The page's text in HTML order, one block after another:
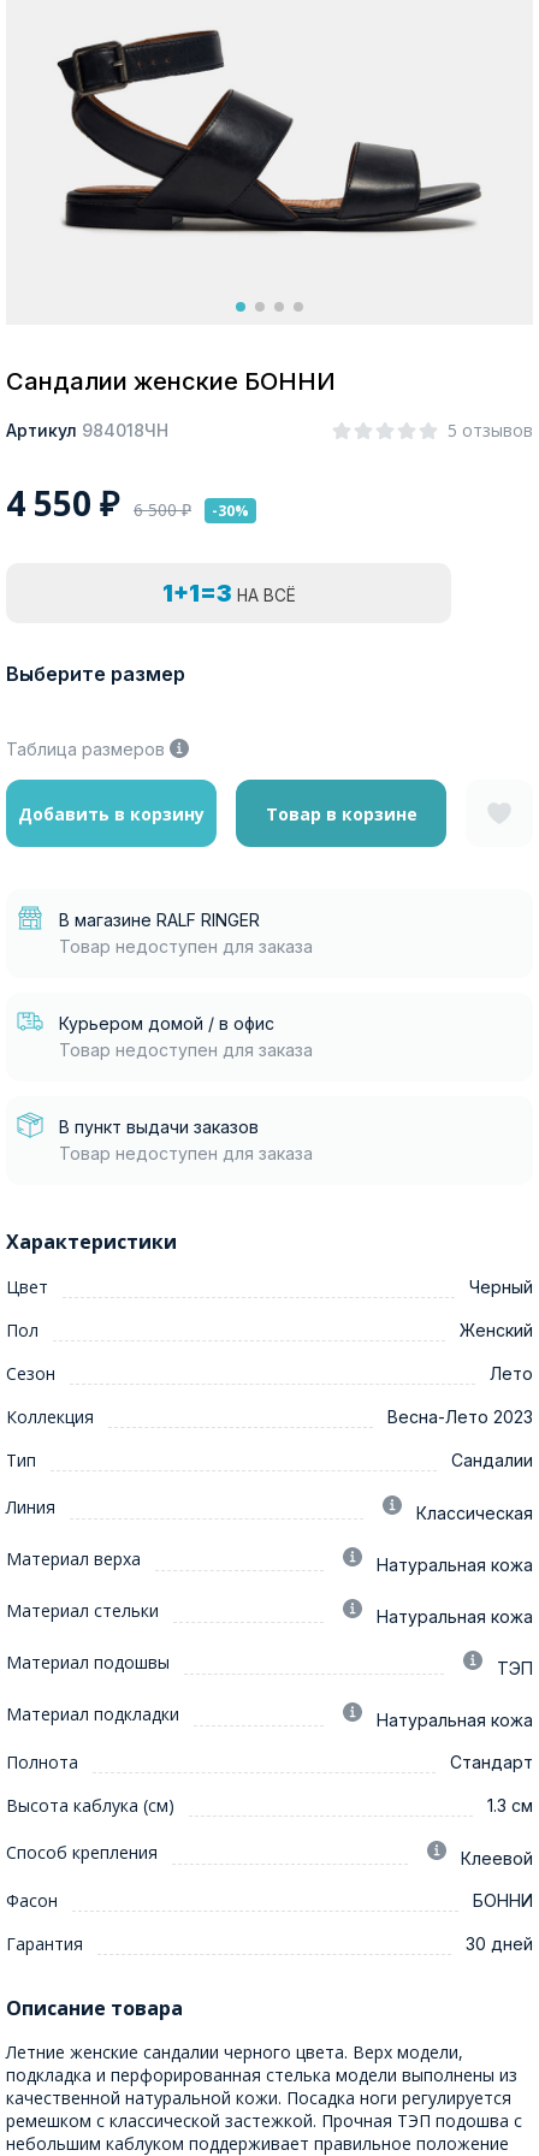
Москва
Да, все верно Изменить город
Сандалии женские БОННИ
Артикул 984018ЧН 5 отзывов
4 550 ₽ 6 500₽ -30%
1+1=3 НА ВСЁ
Выберите размер
Таблица размеров
Добавить в корзину Товар в корзине
В магазине RALF RINGER
Товар недоступен для заказа
Курьером домой / в офис
Товар недоступен для заказа
В пункт выдачи заказов
Товар недоступен для заказа
Характеристики
Цвет Черный
Пол Женский
Сезон Лето
Коллекция Весна-Лето 2023
Тип Сандалии
Линия Классическая
Материал верха Натуральная кожа
Материал стельки Натуральная кожа
Материал подошвы ТЭП
Материал подкладки Натуральная кожа
Полнота Стандарт
Высота каблука (см) 1.3 см
Способ крепления Клеевой
Фасон БОННИ
Гарантия 30 дней
Описание товара
Летние женские сандалии черного цвета. Верх модели,
подкладка и перфорированная стелька модели выполнены из
качественной натуральной кожи. Посадка ноги регулируется
ремешком с классической застежкой. Прочная ТЭП подошва с
небольшим каблуком поддерживает правильное положение